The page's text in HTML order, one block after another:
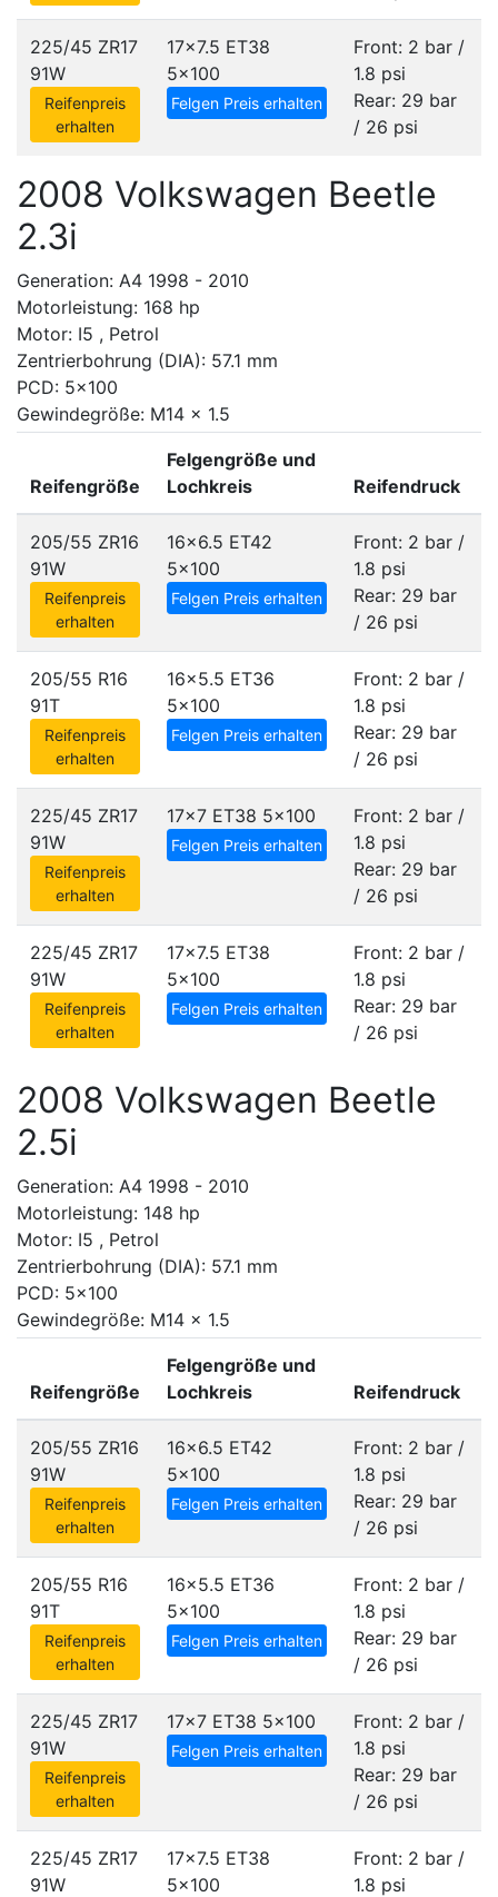
225/45 ZR17
91W
Reifenpreis
erhalten
17x7.5 ET38
5x100
Felgen Preis erhalten
Front: 2 bar /
1.8 psi
Rear: 29 bar
/ 26 psi
2008 Volkswagen Beetle
2.3i
Generation: A4 1998 - 2010
Motorleistung: 168 hp
Motor: I5 , Petrol
Zentrierbohrung (DIA): 57.1 mm
PCD: 5x100
Gewindegröße: M14 x 1.5
Reifengröße
Felgengröße und
Lochkreis
Reifendruck
205/55 ZR16
91W
Reifenpreis
erhalten
16x6.5 ET42
5x100
Felgen Preis erhalten
Front: 2 bar /
1.8 psi
Rear: 29 bar
/ 26 psi
205/55 R16
91T
Reifenpreis
erhalten
16x5.5 ET36
5x100
Felgen Preis erhalten
Front: 2 bar /
1.8 psi
Rear: 29 bar
/ 26 psi
225/45 ZR17
91W
Reifenpreis
erhalten
17x7 ET38 5x100
Felgen Preis erhalten
Front: 2 bar /
1.8 psi
Rear: 29 bar
/ 26 psi
225/45 ZR17
91W
Reifenpreis
erhalten
17x7.5 ET38
5x100
Felgen Preis erhalten
Front: 2 bar /
1.8 psi
Rear: 29 bar
/ 26 psi
2008 Volkswagen Beetle
2.5i
Generation: A4 1998 - 2010
Motorleistung: 148 hp
Motor: I5 , Petrol
Zentrierbohrung (DIA): 57.1 mm
PCD: 5x100
Gewindegröße: M14 x 1.5
Reifengröße
Felgengröße und
Lochkreis
Reifendruck
205/55 ZR16
91W
Reifenpreis
erhalten
16x6.5 ET42
5x100
Felgen Preis erhalten
Front: 2 bar /
1.8 psi
Rear: 29 bar
/ 26 psi
205/55 R16
91T
Reifenpreis
erhalten
16x5.5 ET36
5x100
Felgen Preis erhalten
Front: 2 bar /
1.8 psi
Rear: 29 bar
/ 26 psi
225/45 ZR17
91W
Reifenpreis
erhalten
17x7 ET38 5x100
Felgen Preis erhalten
Front: 2 bar /
1.8 psi
Rear: 29 bar
/ 26 psi
225/45 ZR17
91W
17x7.5 ET38
5x100
Front: 2 bar /
1.8 psi